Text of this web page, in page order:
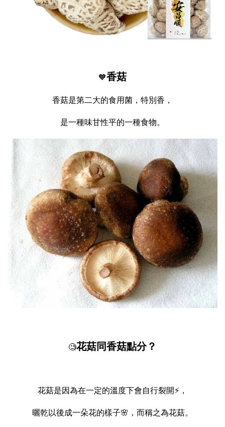
🧡香菇
香菇是第二大的食用菌，特別香，
是一種味甘性平的一種食物。
🧐花菇同香菇點分？
花菇是因為在一定的溫度下會自行裂開⚡，
曬乾以後成一朵花的樣子🌸，而稱之為花菇。